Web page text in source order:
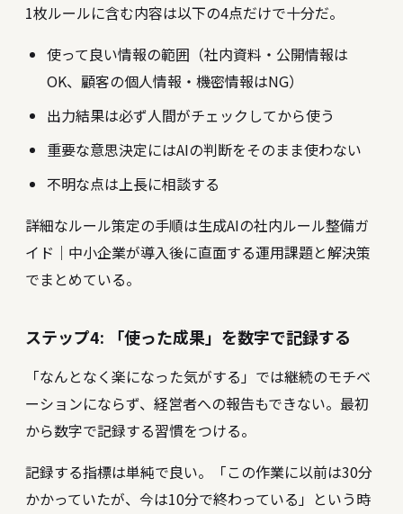
1枚ルールに含む内容は以下の4点だけで十分だ。
使って良い情報の範囲（社内資料・公開情報は
OK、顧客の個人情報・機密情報はNG）
出力結果は必ず人間がチェックしてから使う
重要な意思決定にはAIの判断をそのまま使わない
不明な点は上長に相談する
詳細なルール策定の手順は生成AIの社内ルール整備ガ
イド｜中小企業が導入後に直面する運用課題と解決策
でまとめている。
ステップ4: 「使った成果」を数字で記録する
「なんとなく楽になった気がする」では継続のモチベ
ーションにならず、経営者への報告もできない。最初
から数字で記録する習慣をつける。
記録する指標は単純で良い。「この作業に以前は30分
かかっていたが、今は10分で終わっている」という時